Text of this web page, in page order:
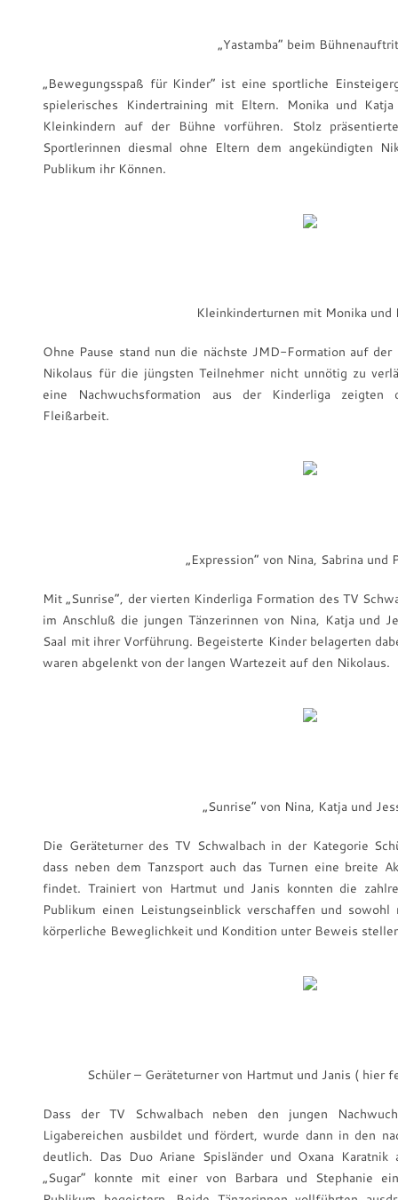
„Yastamba“ beim
„Bewegungsspaß für Kinder“ ist eine sportliche
spielerisches Kindertraining mit Eltern. Monika und
Kleinkindern auf der Bühne vorführen. Stolz
Sportlerinnen diesmal ohne Eltern dem angekündigten
Publikum ihr Können.
Kleinkinderturnen mit Monika und
Ohne Pause stand nun die nächste JMD-Formation auf
Nikolaus für die jüngsten Teilnehmer nicht unnötig zu
eine Nachwuchsformation aus der Kinderliga zeigten
Fleißarbeit.
„Expression“ von Nina, Sabrina und
Mit „Sunrise“, der vierten Kinderliga Formation des TV
im Anschluß die jungen Tänzerinnen von Nina, Katja und
Saal mit ihrer Vorführung. Begeisterte Kinder belagerten
waren abgelenkt von der langen Wartezeit auf den Nikolaus.
„Sunrise“ von Nina, Katja und
Die Geräteturner des TV Schwalbach in der Kategorie
dass neben dem Tanzsport auch das Turnen eine breite
findet. Trainiert von Hartmut und Janis konnten die
Publikum einen Leistungseinblick verschaffen und
körperliche Beweglichkeit und Kondition unter Beweis
Schüler – Geräteturner von Hartmut und Janis ( hier
Dass der TV Schwalbach neben den jungen
Ligabereichen ausbildet und fördert, wurde dann in den
deutlich. Das Duo Ariane Spisländer und Oxana Karatnik
„Sugar“ konnte mit einer von Barbara und Stephanie